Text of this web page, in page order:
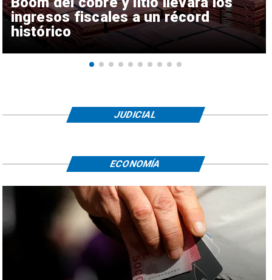
ingresos fiscales a un récord
histórico
JUDICIAL
ECONOMÍA